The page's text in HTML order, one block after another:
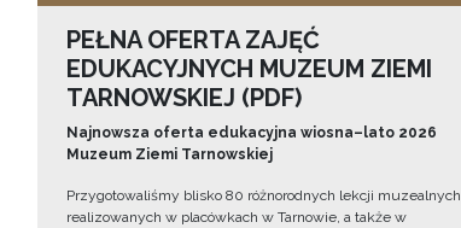
PEŁNA OFERTA ZAJĘĆ
EDUKACYJNYCH MUZEUM ZIEMI
TARNOWSKIEJ (PDF)
Najnowsza oferta edukacyjna wiosna–lato 2026
Muzeum Ziemi Tarnowskiej
Przygotowaliśmy blisko 80 różnorodnych lekcji muzealnych
realizowanych w placówkach w Tarnowie, a także w